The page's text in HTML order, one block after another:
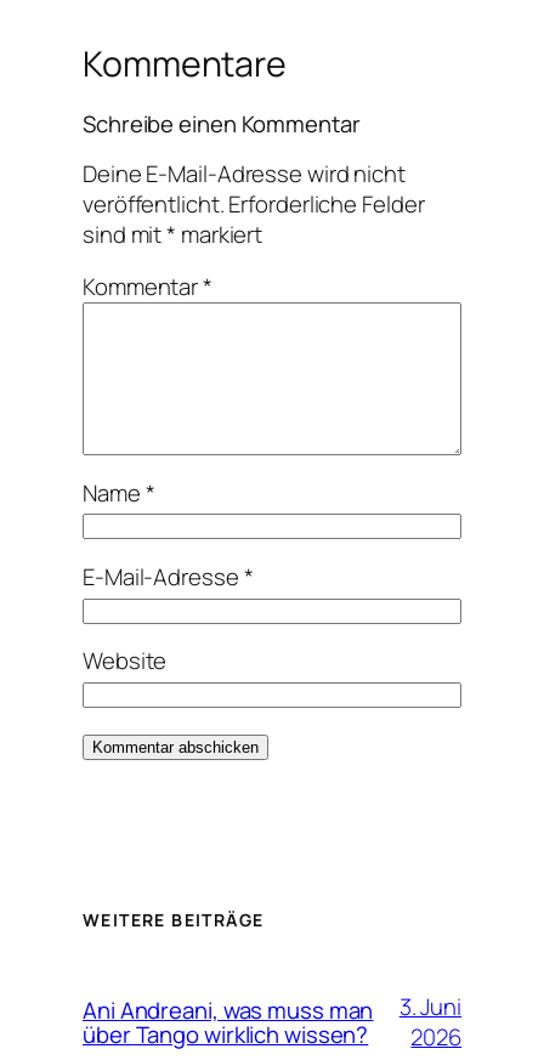
Kommentare
Schreibe einen Kommentar
Deine E-Mail-Adresse wird nicht
veröffentlicht.Erforderliche Felder
sind mit* markiert
Kommentar*
Name*
E-Mail-Adresse*
Website
WEITERE BEITRÄGE
Ani Andreani, was muss man
über Tango wirklich wissen?
3. Juni
2026